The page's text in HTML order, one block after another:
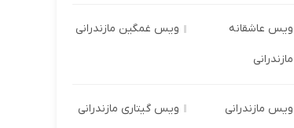
ویس عاشقانه
مازندرانی
ویس غمگین مازندرانی
ویس مازندرانی ویس گیتاری مازندرانی